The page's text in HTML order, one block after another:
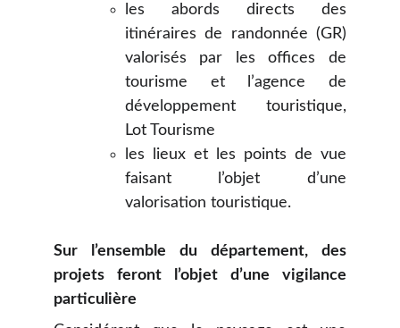
les abords directs des
itinéraires de randonnée (GR)
valorisés par les offices de
tourisme et l’agence de
développement touristique,
Lot Tourisme
les lieux et les points de vue
faisant l’objet d’une
valorisation touristique.
Sur l’ensemble du département, des
projets feront l’objet d’une vigilance
particulière